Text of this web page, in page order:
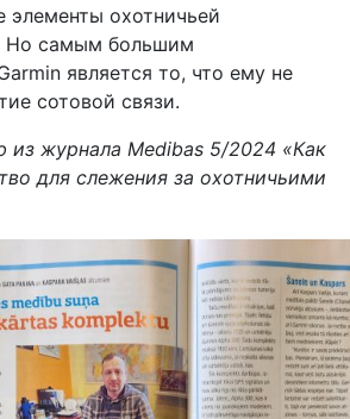
элементы охотничьей
Но самым большим
является то, что ему не
сотовой связи.
из журнала Medibas 5/2024 «Как
для слежения за охотничьими